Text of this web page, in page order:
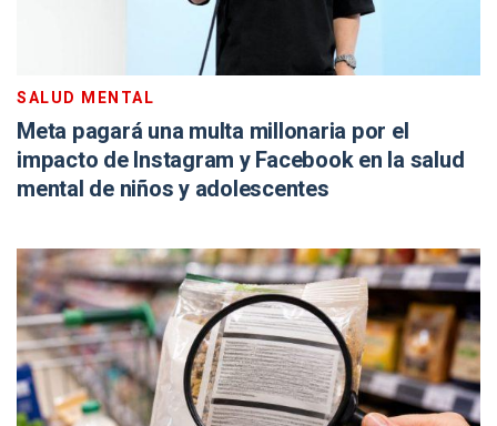
SALUD MENTAL
Meta pagará una multa millonaria por el
impacto de Instagram y Facebook en la salud
mental de niños y adolescentes